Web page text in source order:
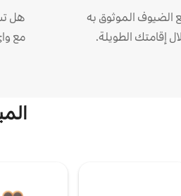
الموثوق به
هل
مع